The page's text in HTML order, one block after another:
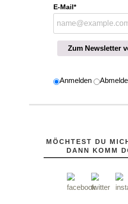
E-Mail*
Zum Newsletter
Anmelden
MÖCHTEST DU
DANN KOMM